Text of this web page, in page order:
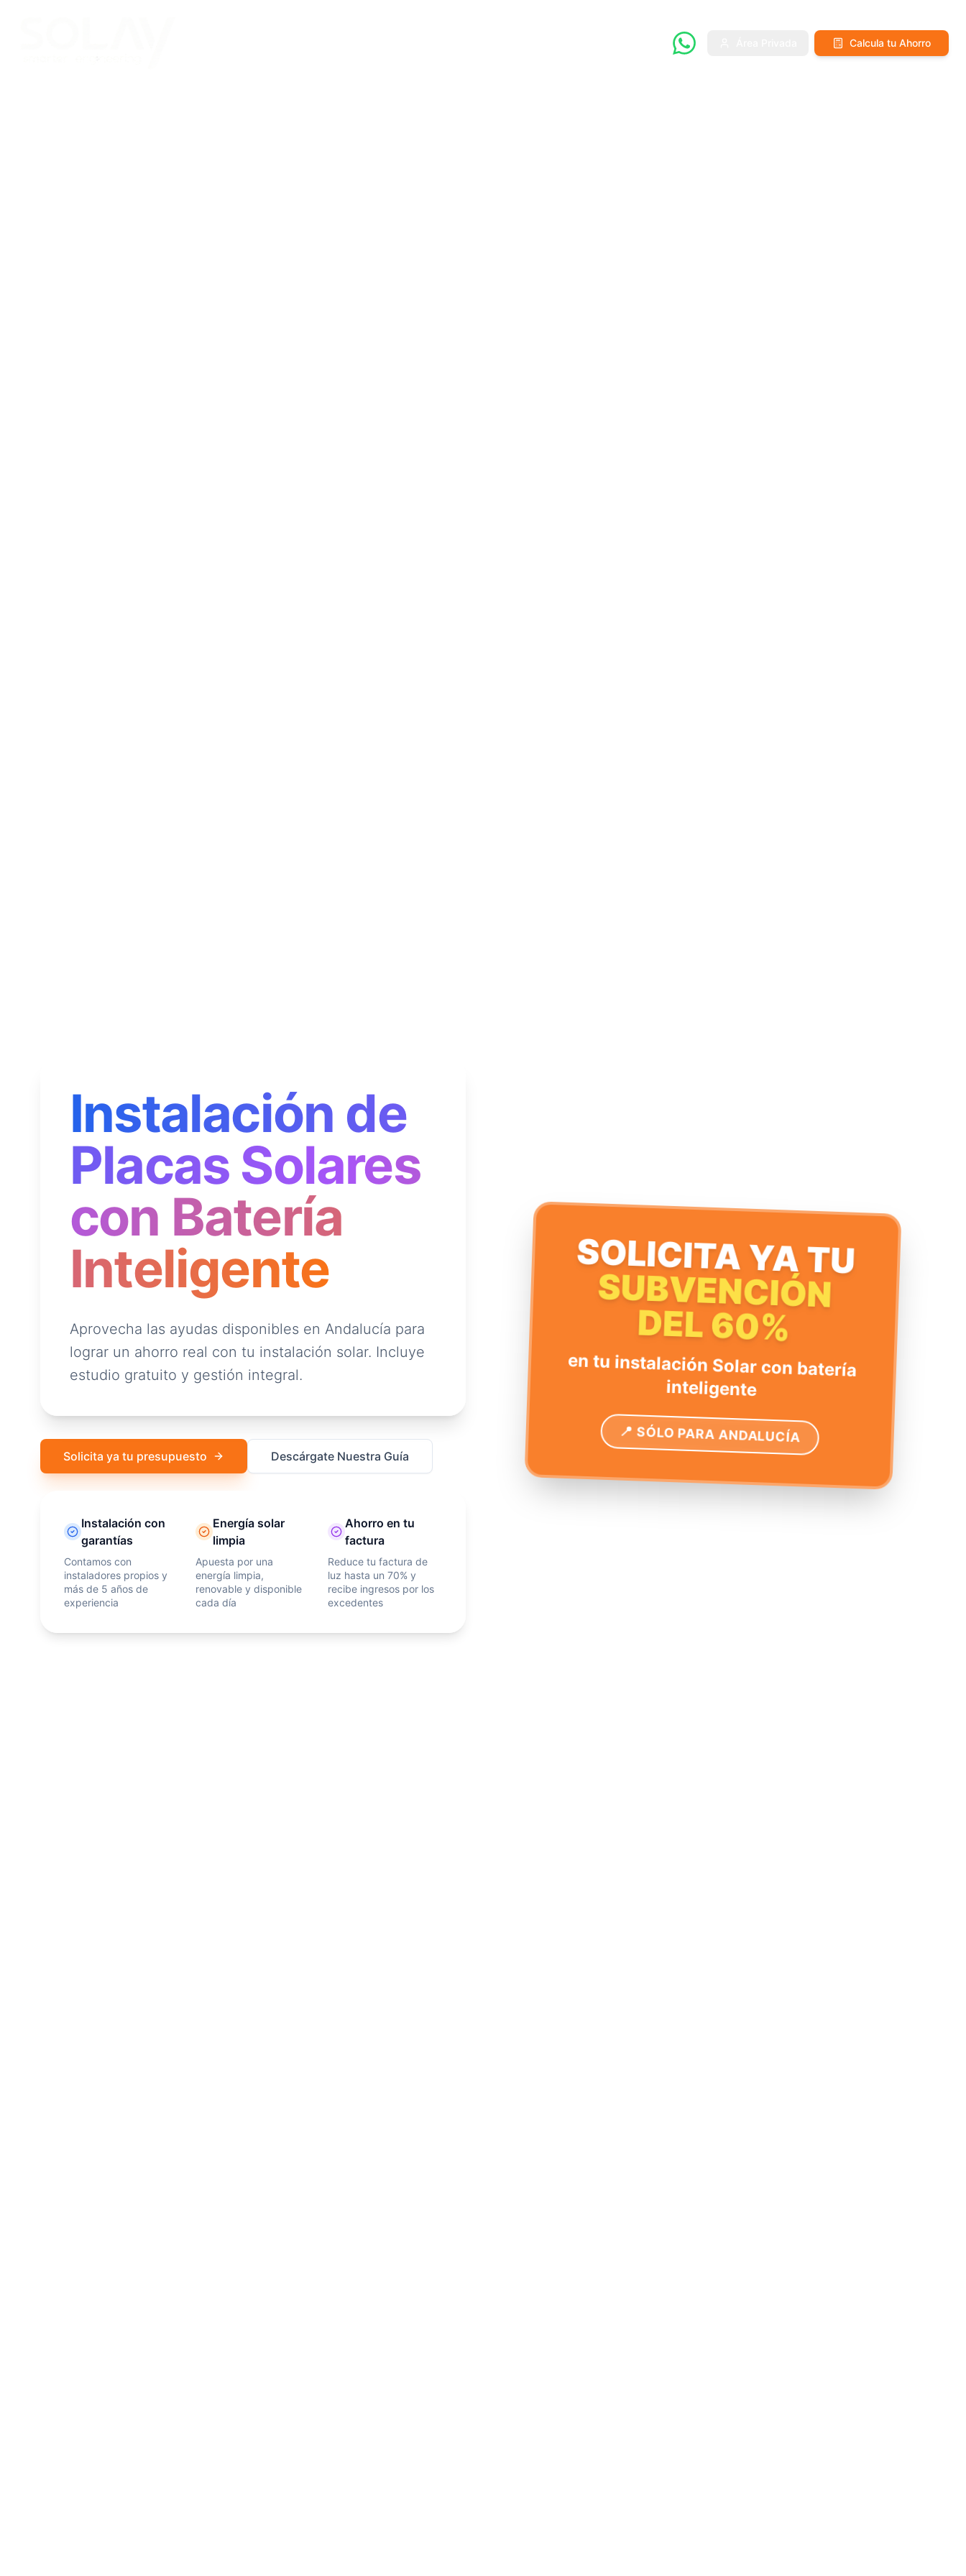
Calcula tu Ahorro
Instalación de
Placas Solares
con Batería
Inteligente
Aprovecha las ayudas disponibles en Andalucía para
lograr un ahorro real con tu instalación solar. Incluye
estudio gratuito y gestión integral.
Solicita ya tu presupuesto Descárgate Nuestra Guía
Instalación con
garantías
Contamos con
instaladores propios y
más de 5 años de
experiencia
Energía solar
limpia
Apuesta por una
energía limpia,
renovable y disponible
cada día
Ahorro en tu
factura
Reduce tu factura de
luz hasta un 70% y
recibe ingresos por los
excedentes
SOLICITA YA TU
SUBVENCIÓN
DEL 60%
en tu instalación Solar con batería
inteligente
📍 SÓLO PARA ANDALUCÍA